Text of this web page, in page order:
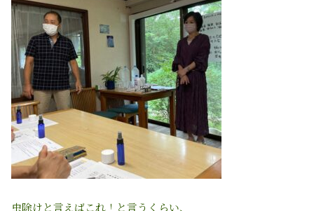
虫除けと言えばこれ！と言うくらい、